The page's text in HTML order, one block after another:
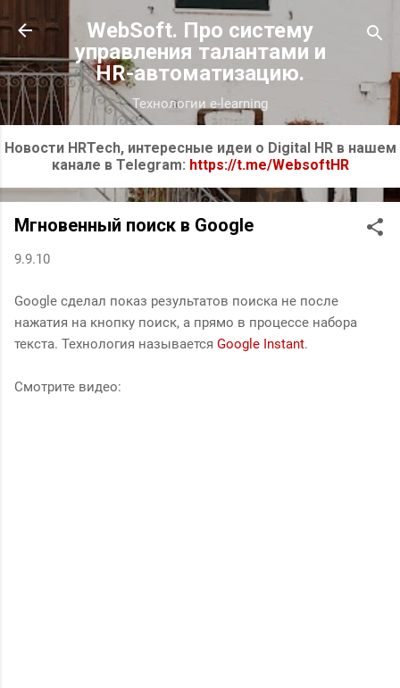
К основному контенту
WebSoft. Про систему
управления талантами и
HR-автоматизацию.
Технологии e-learning
Новости HRTech, интересные идеи о Digital HR в нашем
канале в Telegram: https://t.me/WebsoftHR
Мгновенный поиск в Google
9.9.10
Google сделал показ результатов поиска не после
нажатия на кнопку поиск, а прямо в процессе набора
текста. Технология называется Google Instant.
Смотрите видео: